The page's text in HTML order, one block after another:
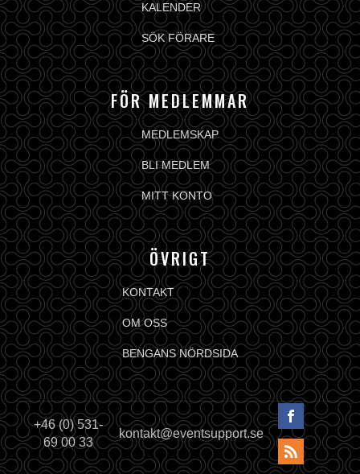
KALENDER
SÖK FÖRARE
FÖR MEDLEMMAR
MEDLEMSKAP
BLI MEDLEM
MITT KONTO
ÖVRIGT
KONTAKT
OM OSS
BENGANS NÖRDSIDA
+46 (0) 531-
69 00 33
kontakt@eventsupport.se